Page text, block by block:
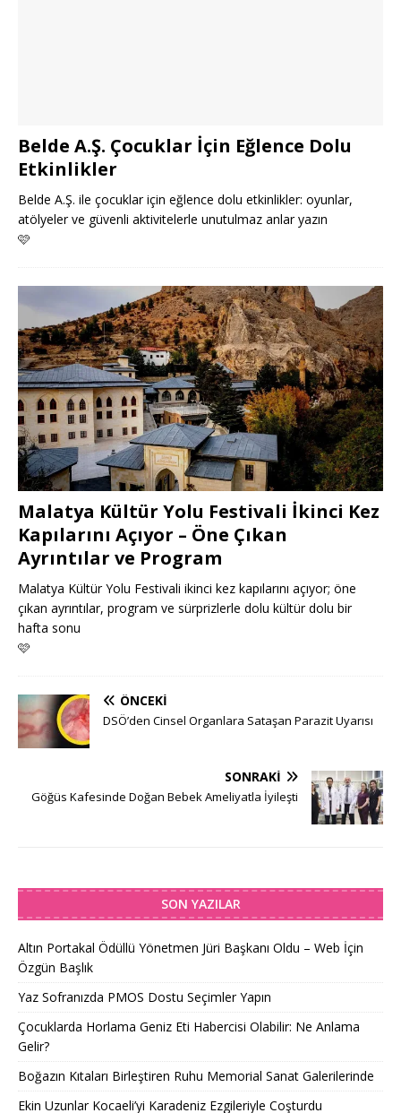
Belde A.Ş. Çocuklar İçin Eğlence Dolu
Etkinlikler
Belde A.Ş. ile çocuklar için eğlence dolu etkinlikler: oyunlar,
atölyeler ve güvenli aktivitelerle unutulmaz anlar yazın
🩷
Malatya Kültür Yolu Festivali İkinci Kez
Kapılarını Açıyor – Öne Çıkan
Ayrıntılar ve Program
Malatya Kültür Yolu Festivali ikinci kez kapılarını açıyor; öne
çıkan ayrıntılar, program ve sürprizlerle dolu kültür dolu bir
hafta sonu
🩷
ÖNCEKI
DSÖ’den Cinsel Organlara Sataşan Parazit Uyarısı
SONRAKI
Göğüs Kafesinde Doğan Bebek Ameliyatla İyileşti
SON YAZILAR
Altın Portakal Ödüllü Yönetmen Jüri Başkanı Oldu – Web İçin
Özgün Başlık
Yaz Sofranızda PMOS Dostu Seçimler Yapın
Çocuklarda Horlama Geniz Eti Habercisi Olabilir: Ne Anlama
Gelir?
Boğazın Kıtaları Birleştiren Ruhu Memorial Sanat Galerilerinde
Ekin Uzunlar Kocaeli’yi Karadeniz Ezgileriyle Coşturdu